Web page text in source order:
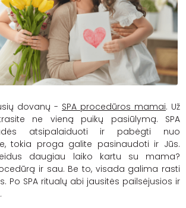
dovanų - SPA procedūros mamai. Už
ne vieną puikų pasiūlymą. SPA
atsipalaiduoti ir pabėgti nuo
tokia proga galite pasinaudoti ir Jūs.
daugiau laiko kartu su mama?
ir sau. Be to, visada galima rasti
. Po SPA ritualų abi jausitės pailsėjusios ir